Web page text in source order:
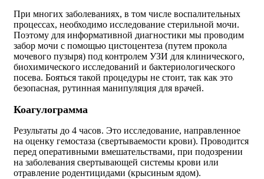
При многих заболеваниях, в том числе воспалительных
процессах, необходимо исследование стерильной мочи.
Поэтому для информативной диагностики мы проводим
забор мочи с помощью цистоцентеза (путем прокола
мочевого пузыря) под контролем УЗИ для клинического,
биохимического исследований и бактериологического
посева. Бояться такой процедуры не стоит, так как это
безопасная, рутинная манипуляция для врачей.
Коагулограмма
Результаты до 4 часов. Это исследование, направленное
на оценку гемостаза (свертываемости крови). Проводится
перед оперативными вмешательствами, при подозрении
на заболевания свертывающей системы крови или
отравление родентицидами (крысиным ядом).